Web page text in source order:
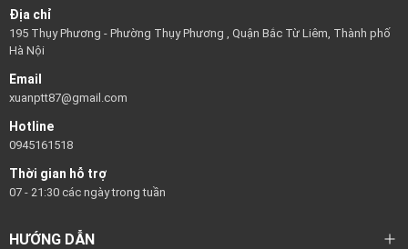
Địa chỉ
195 Thụy Phương - Phường Thụy Phương , Quận Bắc Từ Liêm, Thành phố
Hà Nội
Email
xuanptt87@gmail.com
Hotline
0945161518
Thời gian hỗ trợ
07 - 21:30 các ngày trong tuần
HƯỚNG DẪN